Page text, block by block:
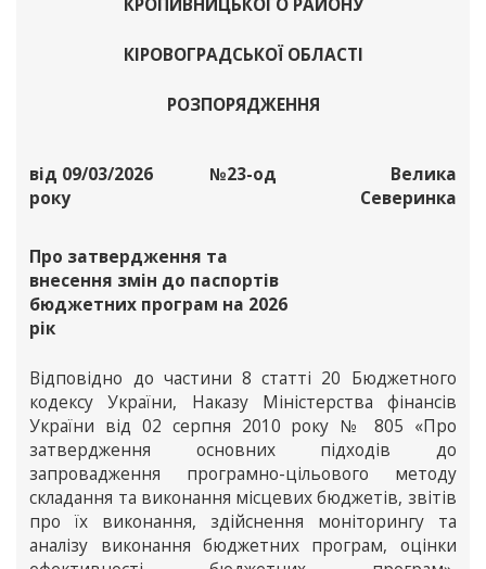
КРОПИВНИЦЬКОГО РАЙОНУ
КІРОВОГРАДСЬКОЇ ОБЛАСТІ
РОЗПОРЯДЖЕННЯ
від 09/03/2026
року
№23-од
Велика
Северинка
Про затвердження та
внесення змін до паспортів
бюджетних програм на 2026
рік
Відповідно до частини 8 статті 20 Бюджетного
кодексу України, Наказу Міністерства фінансів
України від 02 серпня 2010 року № 805 «Про
затвердження основних підходів до
запровадження програмно-цільового методу
складання та виконання місцевих бюджетів, звітів
про їх виконання, здійснення моніторингу та
аналізу виконання бюджетних програм, оцінки